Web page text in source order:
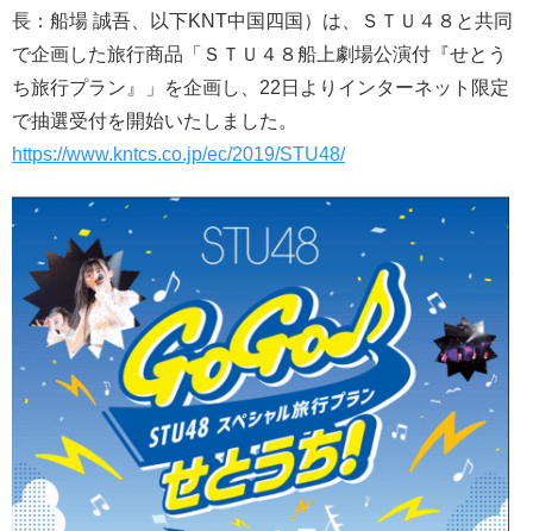
長：船場 誠吾、以下KNT中国四国）は、ＳＴＵ４８と共同
で企画した旅行商品「ＳＴＵ４８船上劇場公演付『せとう
ち旅行プラン』」を企画し、22日よりインターネット限定
で抽選受付を開始いたしました。
https://www.kntcs.co.jp/ec/2019/STU48/